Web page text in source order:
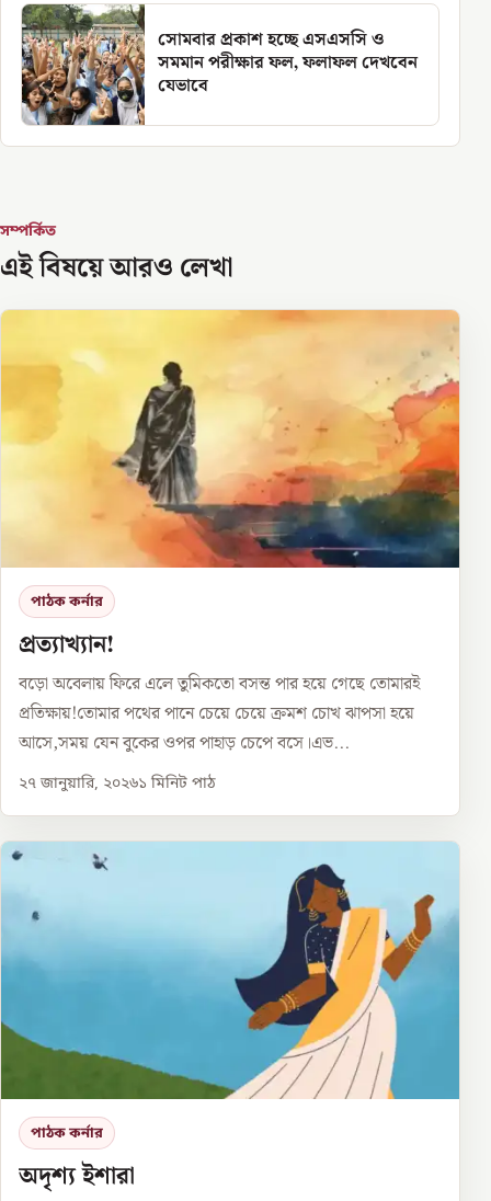
সোমবার প্রকাশ হচ্ছে এসএসসি ও
সমমান পরীক্ষার ফল, ফলাফল দেখবেন
যেভাবে
সম্পর্কিত
এই বিষয়ে আরও লেখা
পাঠক কর্নার
প্রত্যাখ্যান!
বড়ো অবেলায় ফিরে এলে তুমিকতো বসন্ত পার হয়ে গেছে তোমারই
প্রতিক্ষায়!তোমার পথের পানে চেয়ে চেয়ে ক্রমশ চোখ ঝাপসা হয়ে
আসে,সময় যেন বুকের ওপর পাহাড় চেপে বসে।এভ...
২৭ জানুয়ারি, ২০২৬১ মিনিট পাঠ
পাঠক কর্নার
অদৃশ্য ইশারা